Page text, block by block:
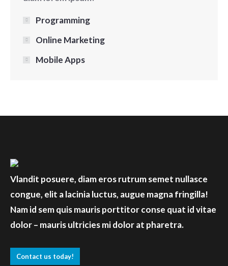
Programming
Online Marketing
Mobile Apps
Vlandit posuere, diam eros rutrum semet nullasce
congue, elit a lacinia luctus, augue magna fringilla!
Nam id sem quis mauris porttitor conse quat id vitae
dolor – mauris ultricies mi dolor at pharetra.
Contact us today!